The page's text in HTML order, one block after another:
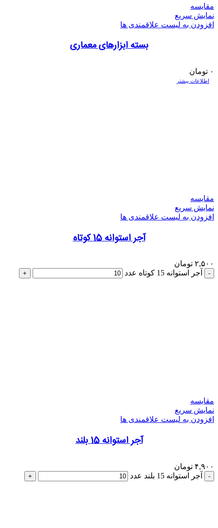
مقایسه
نمایش سریع
افزودن به لیست علاقمندی ها
بسته ابزارهای معماری
۰ تومان
اطلاعات بیشتر
مقایسه
نمایش سریع
افزودن به لیست علاقمندی ها
آجر استوانه 15 کوتاه
۲,۵۰۰ تومان
آجر استوانه 15 کوتاه عدد
مقایسه
نمایش سریع
افزودن به لیست علاقمندی ها
آجر استوانه 15 بلند
۴,۹۰۰ تومان
آجر استوانه 15 بلند عدد